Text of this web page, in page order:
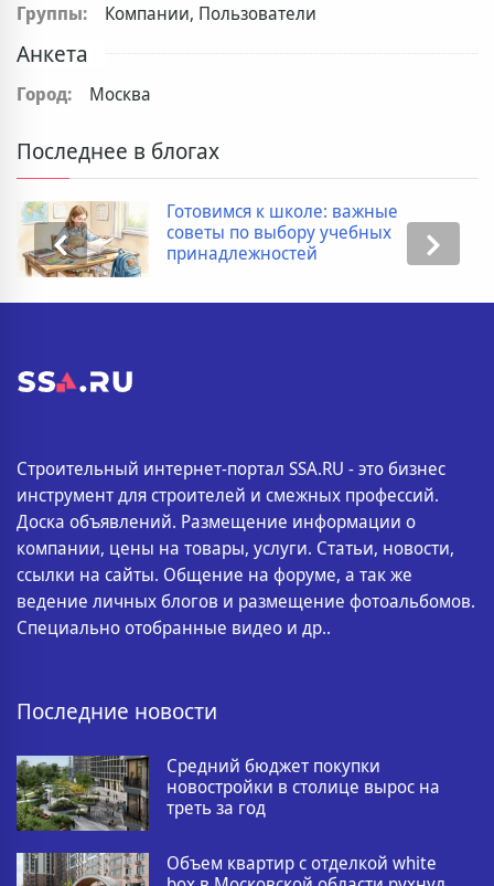
Группы:
Компании, Пользователи
Анкета
Город: Москва
Последнее в блогах
Готовимся к школе: важные
советы по выбору учебных
принадлежностей
Строительный интернет-портал SSA.RU - это бизнес
инструмент для строителей и смежных профессий.
Доска объявлений. Размещение информации о
компании, цены на товары, услуги. Статьи, новости,
ссылки на сайты. Общение на форуме, а так же
ведение личных блогов и размещение фотоальбомов.
Специально отобранные видео и др..
Последние новости
Средний бюджет покупки
новостройки в столице вырос на
треть за год
Объем квартир с отделкой white